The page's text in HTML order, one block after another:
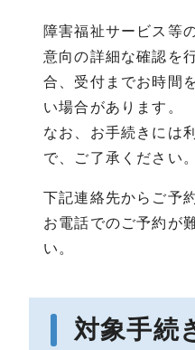
障害福祉サービス等
意向の詳細な確認を
合、受付までお時間
い場合があります。
なお、お手続きには
で、ご了承ください
下記連絡先からご予
お電話でのご予約が
い。
対象手続